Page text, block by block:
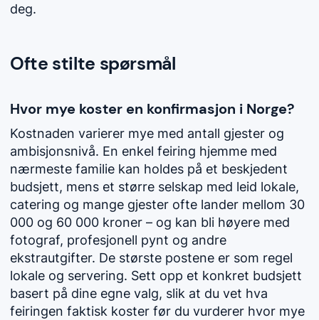
deg.
Ofte stilte spørsmål
Hvor mye koster en konfirmasjon i Norge?
Kostnaden varierer mye med antall gjester og
ambisjonsnivå. En enkel feiring hjemme med
nærmeste familie kan holdes på et beskjedent
budsjett, mens et større selskap med leid lokale,
catering og mange gjester ofte lander mellom 30
000 og 60 000 kroner – og kan bli høyere med
fotograf, profesjonell pynt og andre
ekstrautgifter. De største postene er som regel
lokale og servering. Sett opp et konkret budsjett
basert på dine egne valg, slik at du vet hva
feiringen faktisk koster før du vurderer hvor mye